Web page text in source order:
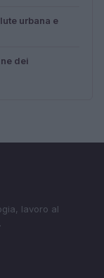
urbana e
dei
lavoro al